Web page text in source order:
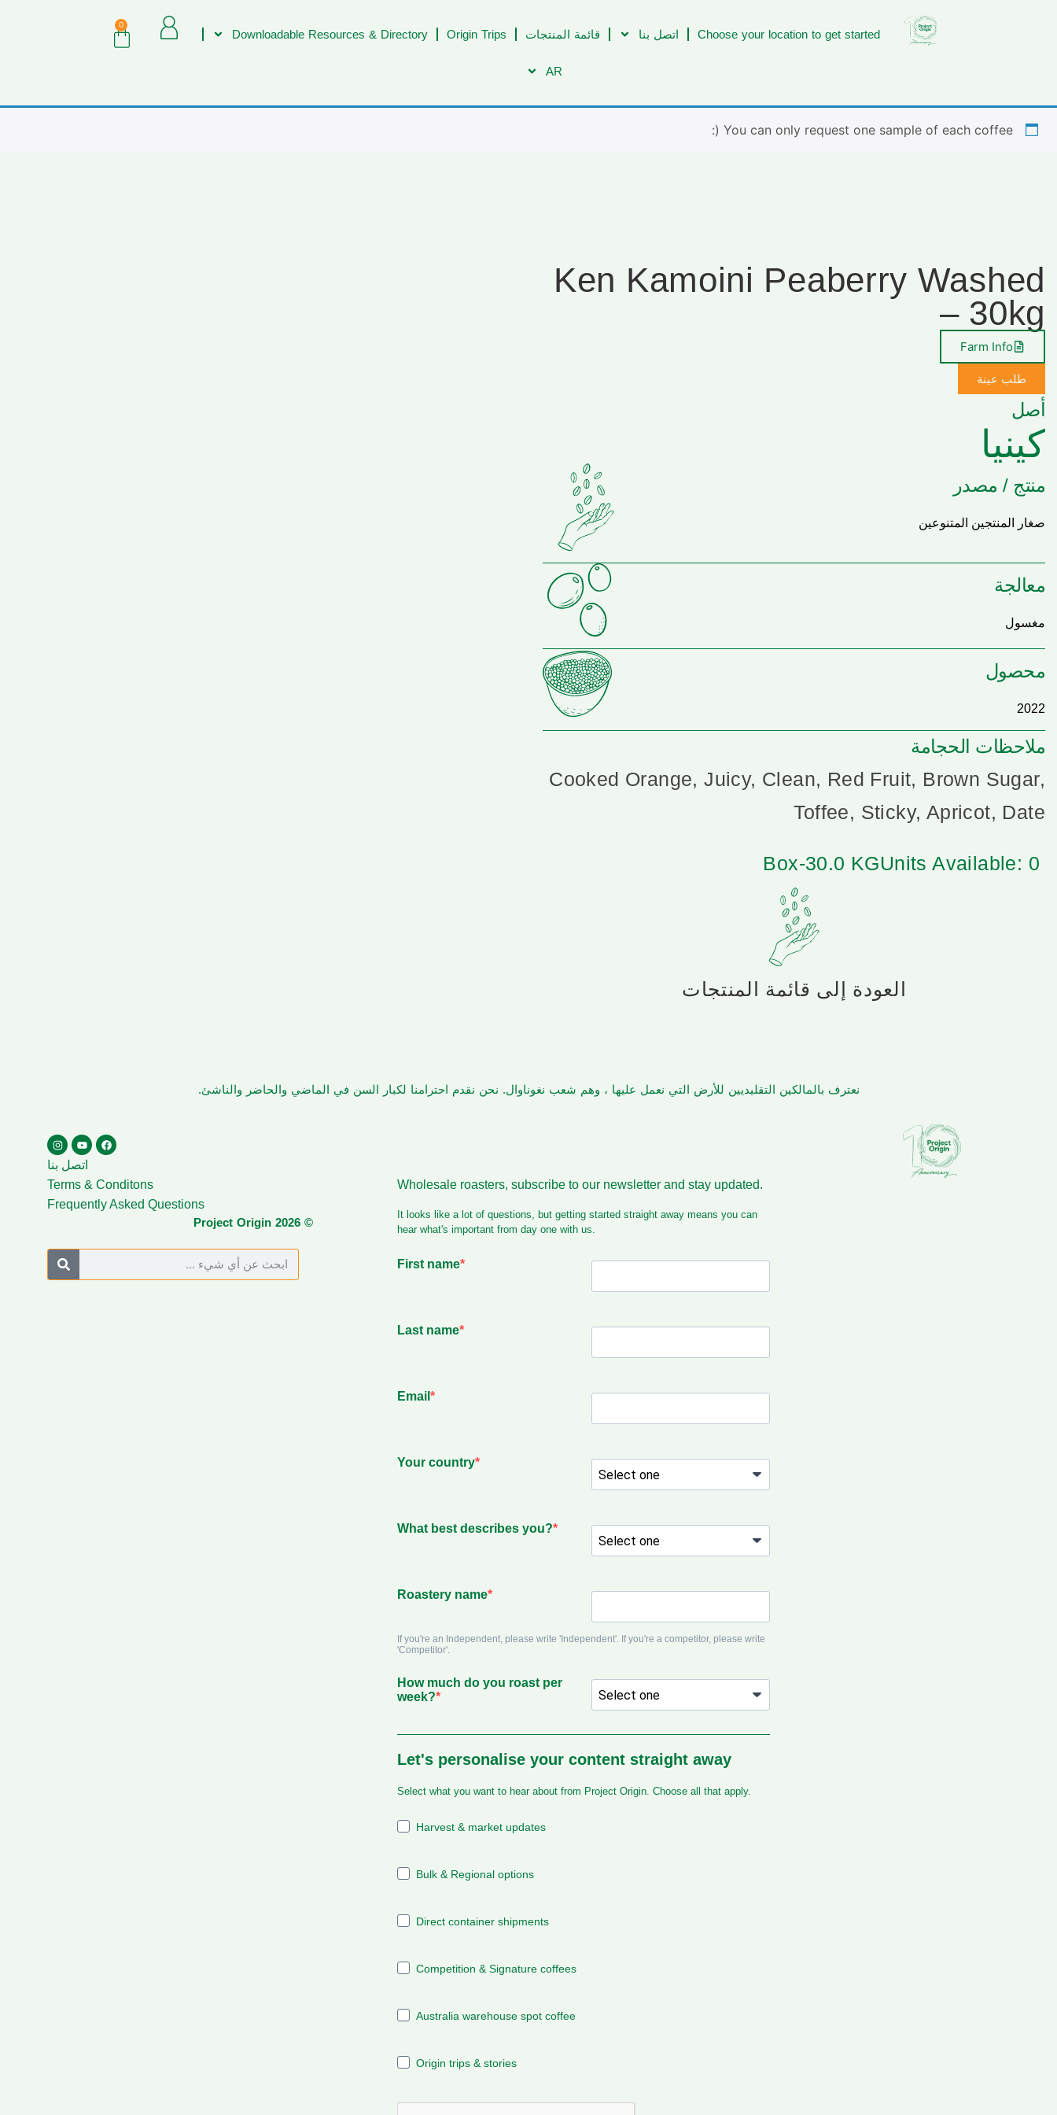
Choose your location to get started اتصل بنا قائمة المنتجات Origin Trips
Downloadable Resources & Directory
AR
0
You can only request one sample of each coffee (:
Ken Kamoini Peaberry Washed
– 30kg
Farm Info
طلب عينة
أصل
كينيا
منتج / مصدر
صغار المنتجين المتنوعين
معالجة
مغسول
محصول
2022
ملاحظات الحجامة
Cooked Orange, Juicy, Clean, Red Fruit, Brown Sugar,
Toffee, Sticky, Apricot, Date
Units Available: 0
Box-30.0 KG
العودة إلى قائمة المنتجات
نعترف بالمالكين التقليديين للأرض التي نعمل عليها ، وهم شعب نغوناوال. نحن نقدم احترامنا لكبار السن في الماضي والحاضر والناشئ.
اتصل بنا
Terms & Conditons
Frequently Asked Questions
© Project Origin 2026